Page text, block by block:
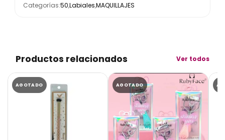
Categorías:50,Labiales,MAQUILLAJES
Productos relacionados Ver todos
AGOTADO AGOTADO